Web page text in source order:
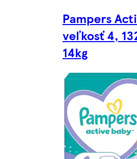
Pampers
veľkosť 4,
14kg